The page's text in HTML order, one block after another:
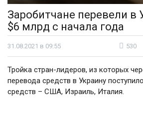
Заробитчане перевели в
$6 млрд с начала года
31.08.2021 в 09:55 530
Тройка стран-лидеров, из которых
перевода средств в Украину
средств – США, Израиль, Италия.